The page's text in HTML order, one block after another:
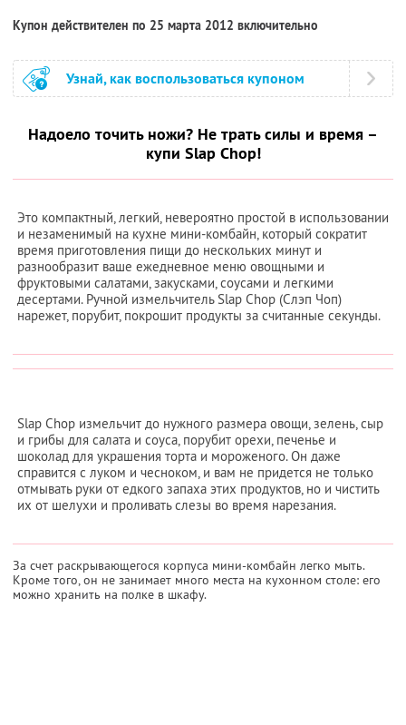
Купон действителен по 25 марта 2012 включительно
Узнай, как воспользоваться купоном
Надоело точить ножи? Не трать силы и время –
купи Slap Chop!
Это компактный, легкий, невероятно простой в использовании
и незаменимый на кухне мини-комбайн, который сократит
время приготовления пищи до нескольких минут и
разнообразит ваше ежедневное меню овощными и
фруктовыми салатами, закусками, соусами и легкими
десертами. Ручной измельчитель Slap Chop (Слэп Чоп)
нарежет, порубит, покрошит продукты за считанные секунды.
Slap Chop измельчит до нужного размера овощи, зелень, сыр
и грибы для салата и соуса, порубит орехи, печенье и
шоколад для украшения торта и мороженого. Он даже
справится с луком и чесноком, и вам не придется не только
отмывать руки от едкого запаха этих продуктов, но и чистить
их от шелухи и проливать слезы во время нарезания.
За счет раскрывающегося корпуса мини-комбайн легко мыть.
Кроме того, он не занимает много места на кухонном столе: его
можно хранить на полке в шкафу.